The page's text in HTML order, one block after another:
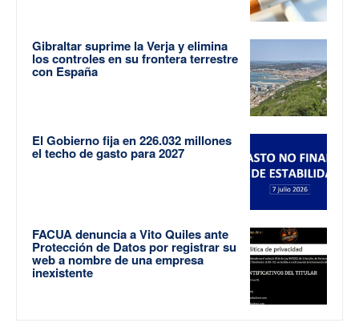
Gibraltar suprime la Verja y elimina
los controles en su frontera terrestre
con España
El Gobierno fija en 226.032 millones
el techo de gasto para 2027
FACUA denuncia a Vito Quiles ante
Protección de Datos por registrar su
web a nombre de una empresa
inexistente